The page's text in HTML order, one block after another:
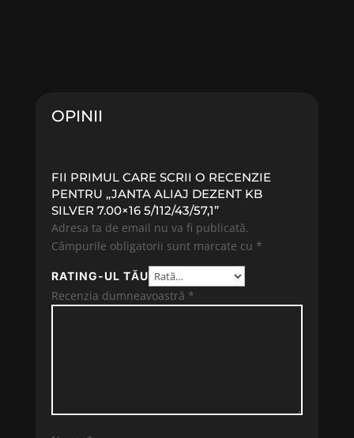
OPINII
FII PRIMUL CARE SCRII O RECENZIE
PENTRU „JANTA ALIAJ DEZENT KB
SILVER 7.00×16 5/112/43/57,1”
Adresa ta de email nu va fi publicată.
Câmpurile obligatorii sunt marcate cu *
RATING-UL TĂU
Recenzia dumneavoastră *